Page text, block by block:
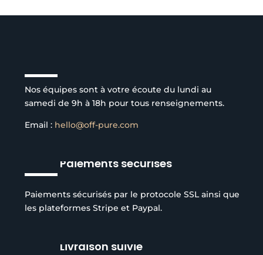
Nos équipes sont à votre écoute du lundi au
samedi de 9h à 18h pour tous renseignements.
Email : hello@off-pure.com
Paiements sécurisés
Paiements sécurisés par le protocole SSL ainsi que
les plateformes Stripe et Paypal.
Livraison suivie